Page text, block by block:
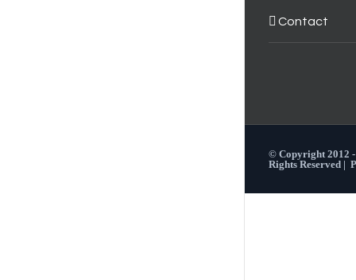
Contact
© Copyright 2012
Rights Reserved |